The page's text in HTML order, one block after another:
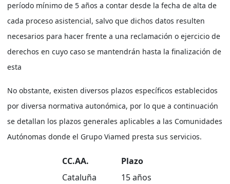
período mínimo de 5 años a contar desde la fecha de alta de
cada proceso asistencial, salvo que dichos datos resulten
necesarios para hacer frente a una reclamación o ejercicio de
derechos en cuyo caso se mantendrán hasta la finalización de
esta
No obstante, existen diversos plazos específicos establecidos
por diversa normativa autonómica, por lo que a continuación
se detallan los plazos generales aplicables a las Comunidades
Autónomas donde el Grupo Viamed presta sus servicios.
CC.AA.
Plazo
Cataluña
15 años